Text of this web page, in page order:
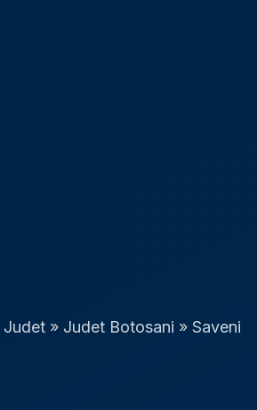
Judet » Judet Botosani » Saveni